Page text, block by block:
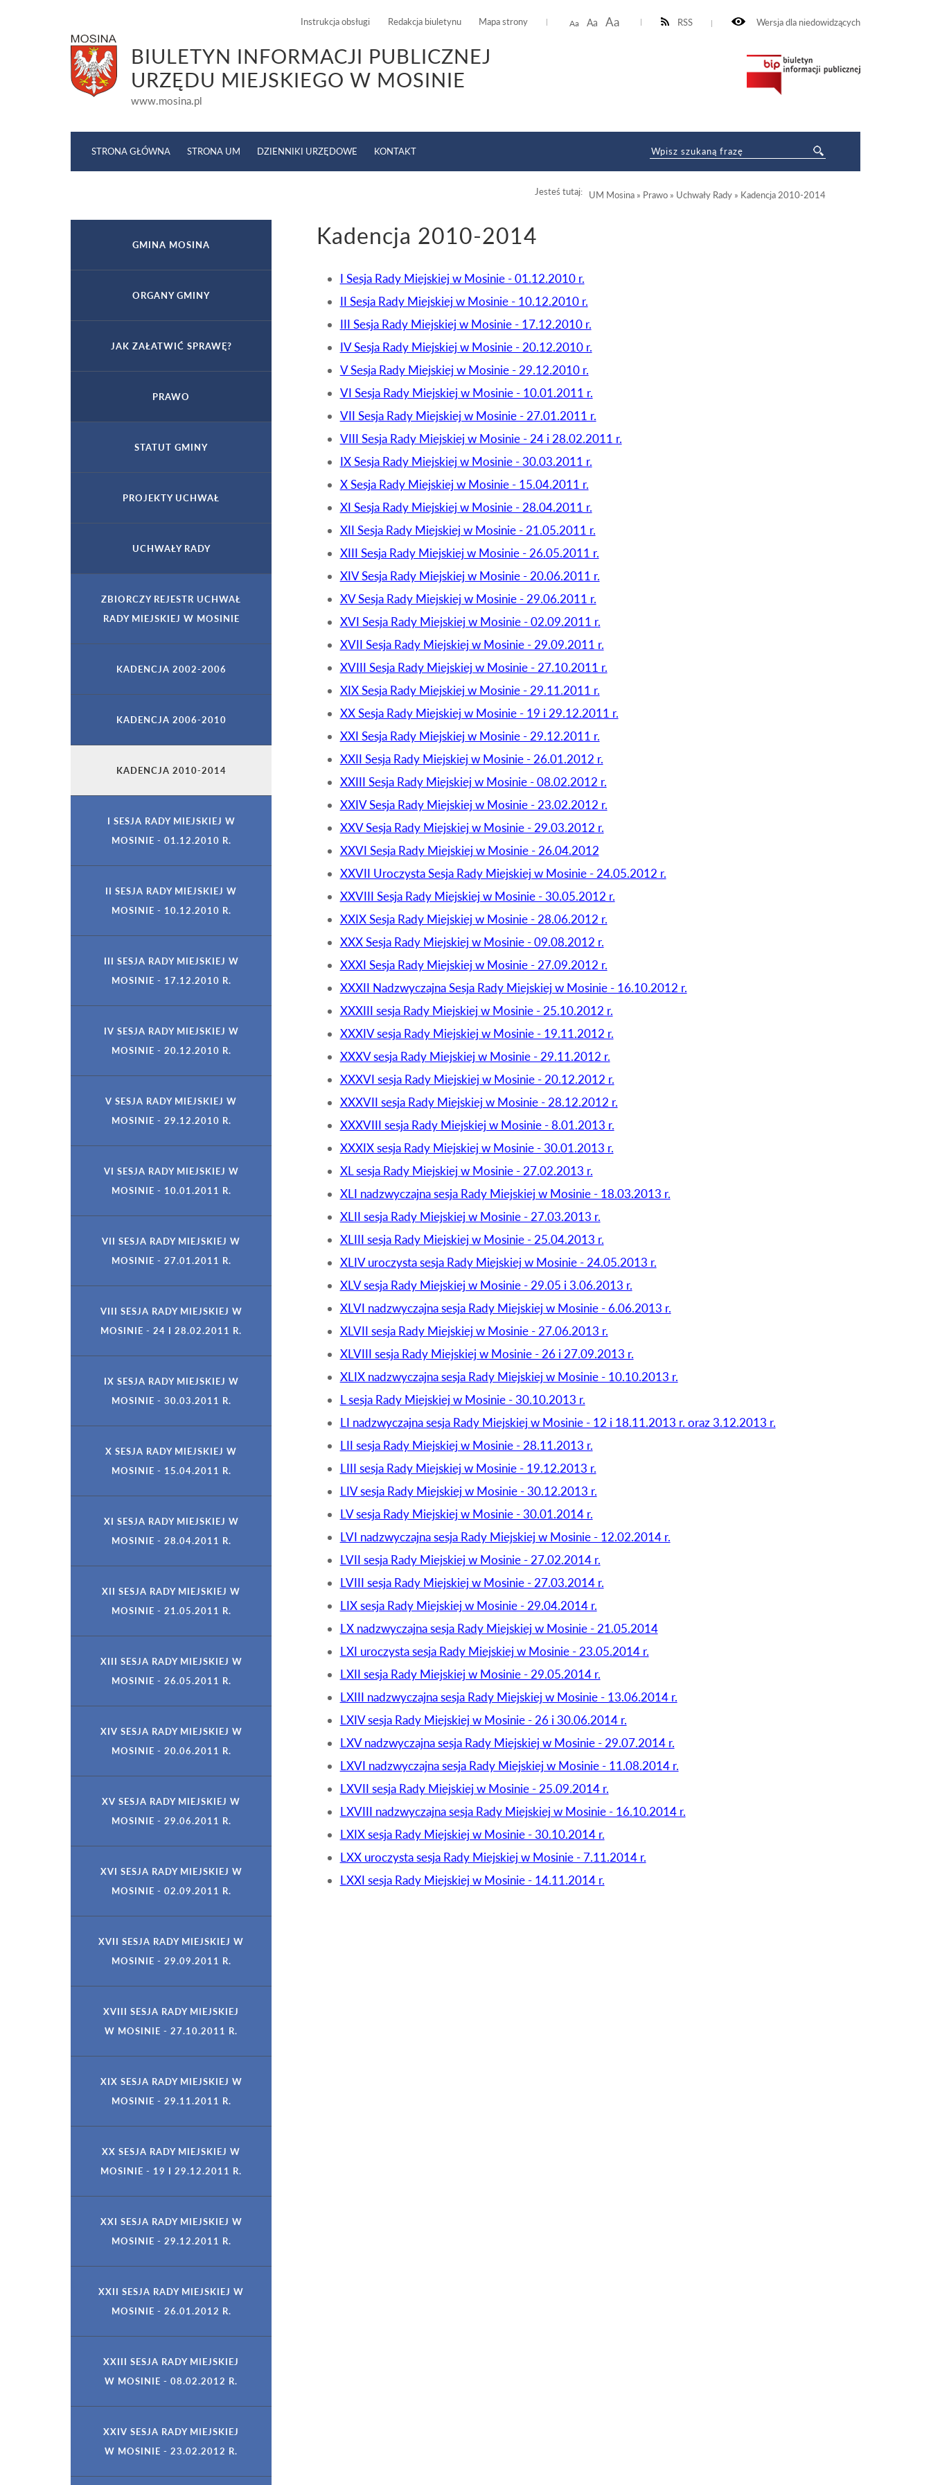
Wersja dla niedowidzących
RSS
Aa Aa Aa
Instrukcja obsługi Redakcja biuletynu Mapa strony
BIULETYN INFORMACJI PUBLICZNEJ
URZĘDU MIEJSKIEGO W MOSINIE
www.mosina.pl
STRONA GŁÓWNA STRONA UM DZIENNIKI URZĘDOWE KONTAKT
Jesteś tutaj: UM Mosina » Prawo » Uchwały Rady » Kadencja 2010-2014
Kadencja 2010-2014
I Sesja Rady Miejskiej w Mosinie - 01.12.2010 r.
II Sesja Rady Miejskiej w Mosinie - 10.12.2010 r.
III Sesja Rady Miejskiej w Mosinie - 17.12.2010 r.
IV Sesja Rady Miejskiej w Mosinie - 20.12.2010 r.
V Sesja Rady Miejskiej w Mosinie - 29.12.2010 r.
VI Sesja Rady Miejskiej w Mosinie - 10.01.2011 r.
VII Sesja Rady Miejskiej w Mosinie - 27.01.2011 r.
VIII Sesja Rady Miejskiej w Mosinie - 24 i 28.02.2011 r.
IX Sesja Rady Miejskiej w Mosinie - 30.03.2011 r.
X Sesja Rady Miejskiej w Mosinie - 15.04.2011 r.
XI Sesja Rady Miejskiej w Mosinie - 28.04.2011 r.
XII Sesja Rady Miejskiej w Mosinie - 21.05.2011 r.
XIII Sesja Rady Miejskiej w Mosinie - 26.05.2011 r.
XIV Sesja Rady Miejskiej w Mosinie - 20.06.2011 r.
XV Sesja Rady Miejskiej w Mosinie - 29.06.2011 r.
XVI Sesja Rady Miejskiej w Mosinie - 02.09.2011 r.
XVII Sesja Rady Miejskiej w Mosinie - 29.09.2011 r.
XVIII Sesja Rady Miejskiej w Mosinie - 27.10.2011 r.
XIX Sesja Rady Miejskiej w Mosinie - 29.11.2011 r.
XX Sesja Rady Miejskiej w Mosinie - 19 i 29.12.2011 r.
XXI Sesja Rady Miejskiej w Mosinie - 29.12.2011 r.
XXII Sesja Rady Miejskiej w Mosinie - 26.01.2012 r.
XXIII Sesja Rady Miejskiej w Mosinie - 08.02.2012 r.
XXIV Sesja Rady Miejskiej w Mosinie - 23.02.2012 r.
XXV Sesja Rady Miejskiej w Mosinie - 29.03.2012 r.
XXVI Sesja Rady Miejskiej w Mosinie - 26.04.2012
XXVII Uroczysta Sesja Rady Miejskiej w Mosinie - 24.05.2012 r.
XXVIII Sesja Rady Miejskiej w Mosinie - 30.05.2012 r.
XXIX Sesja Rady Miejskiej w Mosinie - 28.06.2012 r.
XXX Sesja Rady Miejskiej w Mosinie - 09.08.2012 r.
XXXI Sesja Rady Miejskiej w Mosinie - 27.09.2012 r.
XXXII Nadzwyczajna Sesja Rady Miejskiej w Mosinie - 16.10.2012 r.
XXXIII sesja Rady Miejskiej w Mosinie - 25.10.2012 r.
XXXIV sesja Rady Miejskiej w Mosinie - 19.11.2012 r.
XXXV sesja Rady Miejskiej w Mosinie - 29.11.2012 r.
XXXVI sesja Rady Miejskiej w Mosinie - 20.12.2012 r.
XXXVII sesja Rady Miejskiej w Mosinie - 28.12.2012 r.
XXXVIII sesja Rady Miejskiej w Mosinie - 8.01.2013 r.
XXXIX sesja Rady Miejskiej w Mosinie - 30.01.2013 r.
XL sesja Rady Miejskiej w Mosinie - 27.02.2013 r.
XLI nadzwyczajna sesja Rady Miejskiej w Mosinie - 18.03.2013 r.
XLII sesja Rady Miejskiej w Mosinie - 27.03.2013 r.
XLIII sesja Rady Miejskiej w Mosinie - 25.04.2013 r.
XLIV uroczysta sesja Rady Miejskiej w Mosinie - 24.05.2013 r.
XLV sesja Rady Miejskiej w Mosinie - 29.05 i 3.06.2013 r.
XLVI nadzwyczajna sesja Rady Miejskiej w Mosinie - 6.06.2013 r.
XLVII sesja Rady Miejskiej w Mosinie - 27.06.2013 r.
XLVIII sesja Rady Miejskiej w Mosinie - 26 i 27.09.2013 r.
XLIX nadzwyczajna sesja Rady Miejskiej w Mosinie - 10.10.2013 r.
L sesja Rady Miejskiej w Mosinie - 30.10.2013 r.
LI nadzwyczajna sesja Rady Miejskiej w Mosinie - 12 i 18.11.2013 r. oraz 3.12.2013 r.
LII sesja Rady Miejskiej w Mosinie - 28.11.2013 r.
LIII sesja Rady Miejskiej w Mosinie - 19.12.2013 r.
LIV sesja Rady Miejskiej w Mosinie - 30.12.2013 r.
LV sesja Rady Miejskiej w Mosinie - 30.01.2014 r.
LVI nadzwyczajna sesja Rady Miejskiej w Mosinie - 12.02.2014 r.
LVII sesja Rady Miejskiej w Mosinie - 27.02.2014 r.
LVIII sesja Rady Miejskiej w Mosinie - 27.03.2014 r.
LIX sesja Rady Miejskiej w Mosinie - 29.04.2014 r.
LX nadzwyczajna sesja Rady Miejskiej w Mosinie - 21.05.2014
LXI uroczysta sesja Rady Miejskiej w Mosinie - 23.05.2014 r.
LXII sesja Rady Miejskiej w Mosinie - 29.05.2014 r.
LXIII nadzwyczajna sesja Rady Miejskiej w Mosinie - 13.06.2014 r.
LXIV sesja Rady Miejskiej w Mosinie - 26 i 30.06.2014 r.
LXV nadzwyczajna sesja Rady Miejskiej w Mosinie - 29.07.2014 r.
LXVI nadzwyczajna sesja Rady Miejskiej w Mosinie - 11.08.2014 r.
LXVII sesja Rady Miejskiej w Mosinie - 25.09.2014 r.
LXVIII nadzwyczajna sesja Rady Miejskiej w Mosinie - 16.10.2014 r.
LXIX sesja Rady Miejskiej w Mosinie - 30.10.2014 r.
LXX uroczysta sesja Rady Miejskiej w Mosinie - 7.11.2014 r.
LXXI sesja Rady Miejskiej w Mosinie - 14.11.2014 r.
GMINA MOSINA
ORGANY GMINY
JAK ZAŁATWIĆ SPRAWĘ?
PRAWO
STATUT GMINY
PROJEKTY UCHWAŁ
UCHWAŁY RADY
ZBIORCZY REJESTR UCHWAŁ
RADY MIEJSKIEJ W MOSINIE
KADENCJA 2002-2006
KADENCJA 2006-2010
KADENCJA 2010-2014
I SESJA RADY MIEJSKIEJ W
MOSINIE - 01.12.2010 R.
II SESJA RADY MIEJSKIEJ W
MOSINIE - 10.12.2010 R.
III SESJA RADY MIEJSKIEJ W
MOSINIE - 17.12.2010 R.
IV SESJA RADY MIEJSKIEJ W
MOSINIE - 20.12.2010 R.
V SESJA RADY MIEJSKIEJ W
MOSINIE - 29.12.2010 R.
VI SESJA RADY MIEJSKIEJ W
MOSINIE - 10.01.2011 R.
VII SESJA RADY MIEJSKIEJ W
MOSINIE - 27.01.2011 R.
VIII SESJA RADY MIEJSKIEJ W
MOSINIE - 24 I 28.02.2011 R.
IX SESJA RADY MIEJSKIEJ W
MOSINIE - 30.03.2011 R.
X SESJA RADY MIEJSKIEJ W
MOSINIE - 15.04.2011 R.
XI SESJA RADY MIEJSKIEJ W
MOSINIE - 28.04.2011 R.
XII SESJA RADY MIEJSKIEJ W
MOSINIE - 21.05.2011 R.
XIII SESJA RADY MIEJSKIEJ W
MOSINIE - 26.05.2011 R.
XIV SESJA RADY MIEJSKIEJ W
MOSINIE - 20.06.2011 R.
XV SESJA RADY MIEJSKIEJ W
MOSINIE - 29.06.2011 R.
XVI SESJA RADY MIEJSKIEJ W
MOSINIE - 02.09.2011 R.
XVII SESJA RADY MIEJSKIEJ W
MOSINIE - 29.09.2011 R.
XVIII SESJA RADY MIEJSKIEJ
W MOSINIE - 27.10.2011 R.
XIX SESJA RADY MIEJSKIEJ W
MOSINIE - 29.11.2011 R.
XX SESJA RADY MIEJSKIEJ W
MOSINIE - 19 I 29.12.2011 R.
XXI SESJA RADY MIEJSKIEJ W
MOSINIE - 29.12.2011 R.
XXII SESJA RADY MIEJSKIEJ W
MOSINIE - 26.01.2012 R.
XXIII SESJA RADY MIEJSKIEJ
W MOSINIE - 08.02.2012 R.
XXIV SESJA RADY MIEJSKIEJ
W MOSINIE - 23.02.2012 R.